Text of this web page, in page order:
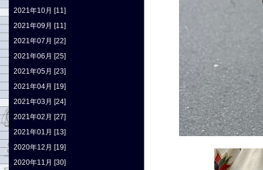
2021年10月 [11]
2021年09月 [11]
2021年07月 [22]
2021年06月 [25]
2021年05月 [23]
2021年04月 [19]
2021年03月 [24]
2021年02月 [27]
2021年01月 [13]
2020年12月 [19]
2020年11月 [30]